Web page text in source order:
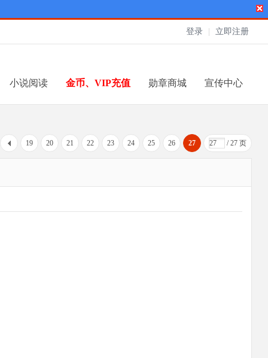
登录 立即注册
小说阅读 金币、VIP充值 勋章商城 宣传中心
19 20 21 22 23 24 25 26 27 / 27 页